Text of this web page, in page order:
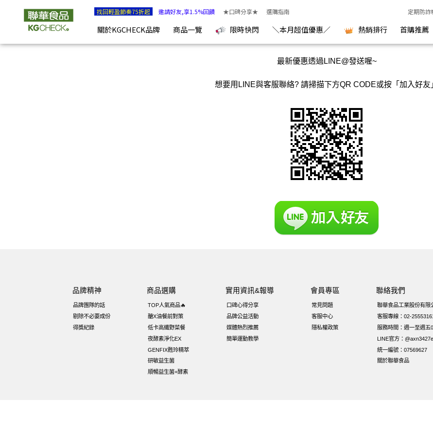
LINE@聯絡 | KGCHECK聯華食品生醫研究室
找回輕盈節奏75折起 邀請好友,享1.5%回饋 ★口碑分享★ 選購指南 定期防詐
關於KGCHECK品牌 商品一覽 限時快閃 ＼本月超值優惠／ 熱銷排行 首購推薦
最新優惠透過LINE@發送喔~
想要用LINE與客服聯絡? 請掃描下方QR CODE或按「 加入好友
品牌精神
品牌團隊的話
剔除不必要成份
得獎紀錄
商品選購
TOP人氣商品🔥
醣X油餐前對策
低卡高纖野菜餐
夜酵素淨化EX
GENFIX甦玲精萃
研敏益生菌
順暢益生菌+酵素
實用資訊&報導
口碑心得分享
品牌公益活動
媒體熱烈推薦
簡單運動教學
會員專區
常見問題
客服中心
隱私權政策
聯絡我們
聯華食品工業股份有限
客服專線：02-
服務時間：週一至週五
LINE官方：@axn3427e
統一編號：07569627
關於聯華食品